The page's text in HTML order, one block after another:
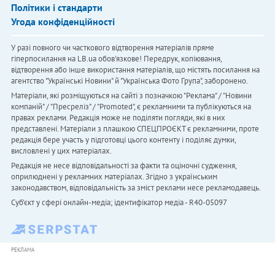
Політики і стандарти
Угода конфіденційності
У разі повного чи часткового відтворення матеріалів пряме
гіперпосилання на LB.ua обов'язкове! Передрук, копіювання,
відтворення або інше використання матеріалів, що містять посилання на
агентство "Українськi Новини" й "Українська Фото Група", заборонено.
Матеріали, які розміщуються на сайті з позначкою "Реклама" / "Новини
компаній" / "Пресреліз" / "Promoted", є рекламними та публікуються на
правах реклами. Редакція може не поділяти погляди, які в них
представлені. Матеріали з плашкою СПЕЦПРОЄКТ є рекламними, проте
редакція бере участь у підготовці цього контенту і поділяє думки,
висловлені у цих матеріалах.
Редакція не несе відповідальності за факти та оціночні судження,
оприлюднені у рекламних матеріалах. Згідно з українським
законодавством, відповідальність за зміст реклами несе рекламодавець.
Cуб'єкт у сфері онлайн-медіа; ідентифікатор медіа - R40-05097
РЕКЛАМА